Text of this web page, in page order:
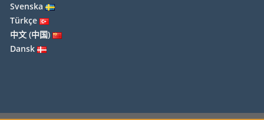
Svenska
Türkçe
中文 (中国)
Dansk